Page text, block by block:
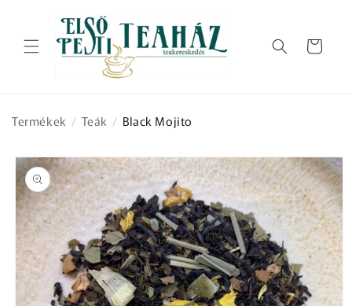
tartalomhoz
Kosár
Termékek / Teák / Black Mojito
Kihagyás, és
ugrás a
termékadatokra